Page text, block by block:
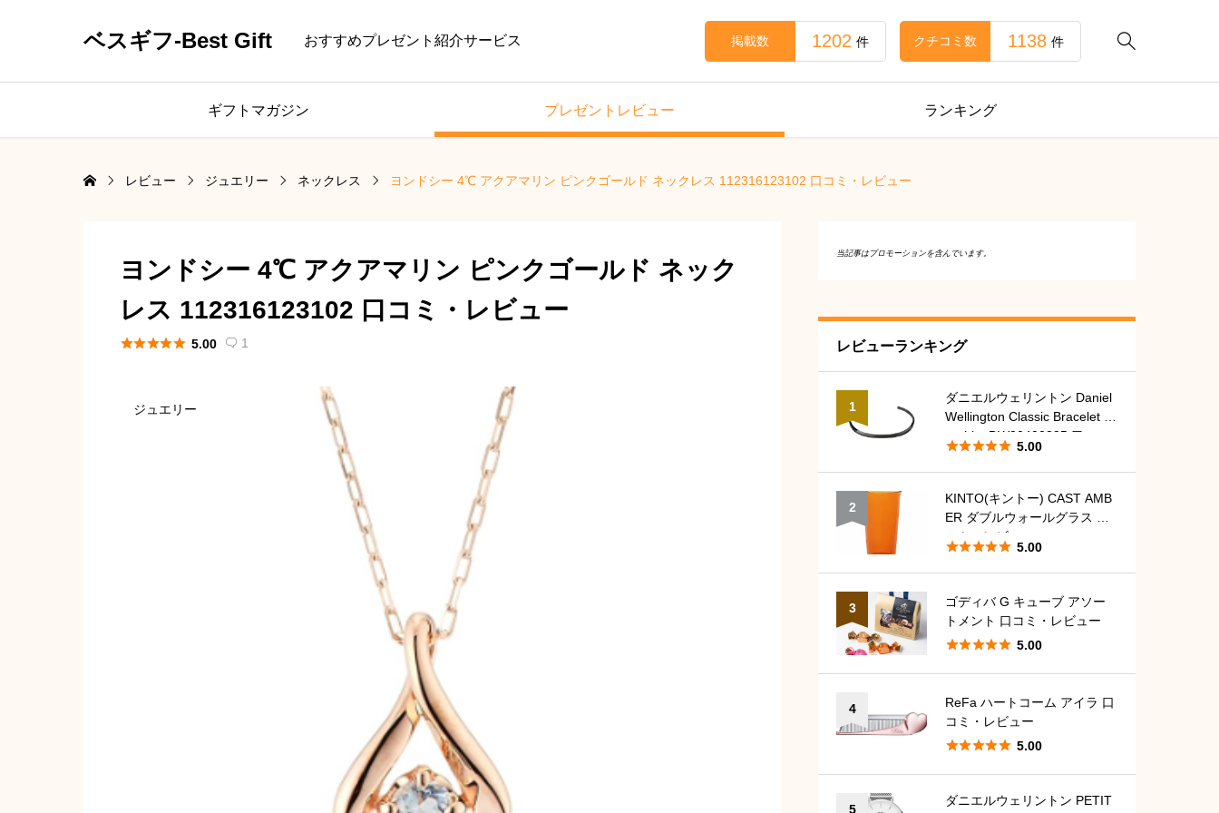
ベスギフ-Best Gift おすすめプレゼント紹介サービス 
掲載数 1202 件 クチコミ数 1138 件
ギフトマガジン プレゼントレビュー ランキング
レビュー ジュエリー ネックレス ヨンドシー 4℃ アクアマリン ピンクゴールド ネックレス 112316123102 口コミ・レビュー
ヨンドシー 4℃ アクアマリン ピンクゴールド ネック
レス 112316123102 口コミ・レビュー
 5.00  1
ジュエリー
当記事はプロモーションを含んでいます。
レビューランキング
1
ダニエルウェリントン Daniel
Wellington Classic Bracelet G
raphite DW00400385 口コ
ミ・レビュー
 5.00
2
KINTO(キントー) CAST AMB
ER ダブルウォールグラス 口
コミ・レビュー
 5.00
3
ゴディバ G キューブ アソー
トメント 口コミ・レビュー
 5.00
4
ReFa ハートコーム アイラ 口
コミ・レビュー
 5.00
5
ダニエルウェリントン PETIT